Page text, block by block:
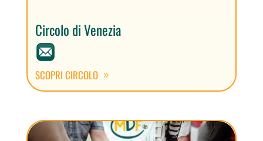
Circolo di Venezia
SCOPRI CIRCOLO